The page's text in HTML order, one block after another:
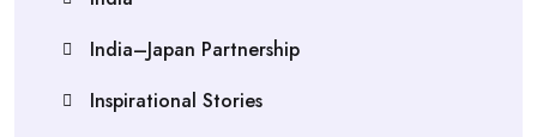
India–Japan Partnership
Inspirational Stories